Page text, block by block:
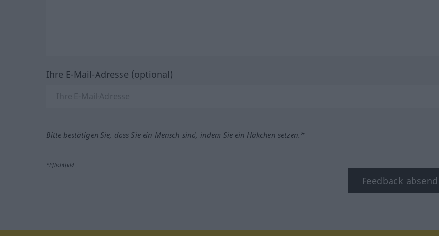
Ihre E-Mail-Adresse (optional)
Bitte bestätigen Sie, dass Sie ein Mensch sind, indem Sie ein Häkchen setzen.*
*Pflichtfeld
Feedback